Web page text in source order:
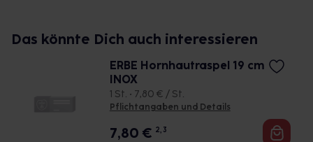
Das könnte Dich auch interessieren
ERBE Hornhautraspel 19 cm
INOX
1 St. • 7,80 € / St.
Pflichtangaben und Details
7,80 € 2, 3